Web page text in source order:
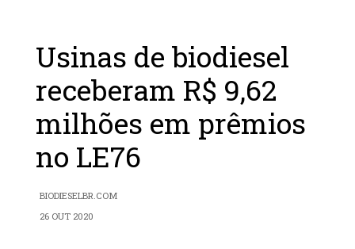
Usinas de biodiesel
receberam R$ 9,62
milhões em prêmios
no LE76
BIODIESELBR.COM
26 OUT 2020